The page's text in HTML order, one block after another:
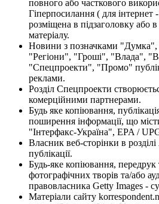
повного або часткового
Гіперпосилання ( для
розміщена в підзаголовку або
матеріалу.
Новини з позначками "Думка",
"Регіони", "Гроші", "Влада",
"Спецпроекти", "Промо"
реклами.
Розділ Спецпроекти
комерційними партнерами.
Будь яке копіювання,
поширення інформації, що
"Інтерфакс-Україна", EPA /
Власник веб-сторінки в
публікації.
Будь-яке копіювання, передрук
фотографічних творів та/або
правовласника Getty Images -
Матеріали сайту